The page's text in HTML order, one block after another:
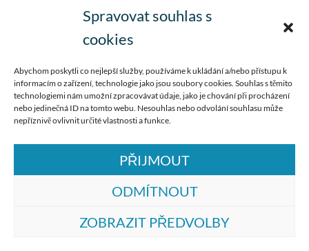
Spravovat souhlas s
cookies
Abychom poskytli co nejlepší služby, používáme k ukládání a/nebo přístupu k
informacím o zařízení, technologie jako jsou soubory cookies. Souhlas s těmito
technologiemi nám umožní zpracovávat údaje, jako je chování při procházení
nebo jedinečná ID na tomto webu. Nesouhlas nebo odvolání souhlasu může
nepříznivě ovlivnit určité vlastnosti a funkce.
PŘIJMOUT
ODMÍTNOUT
ZOBRAZIT PŘEDVOLBY
Česká Lípa
487 881 111
podatelna@mucl.cz